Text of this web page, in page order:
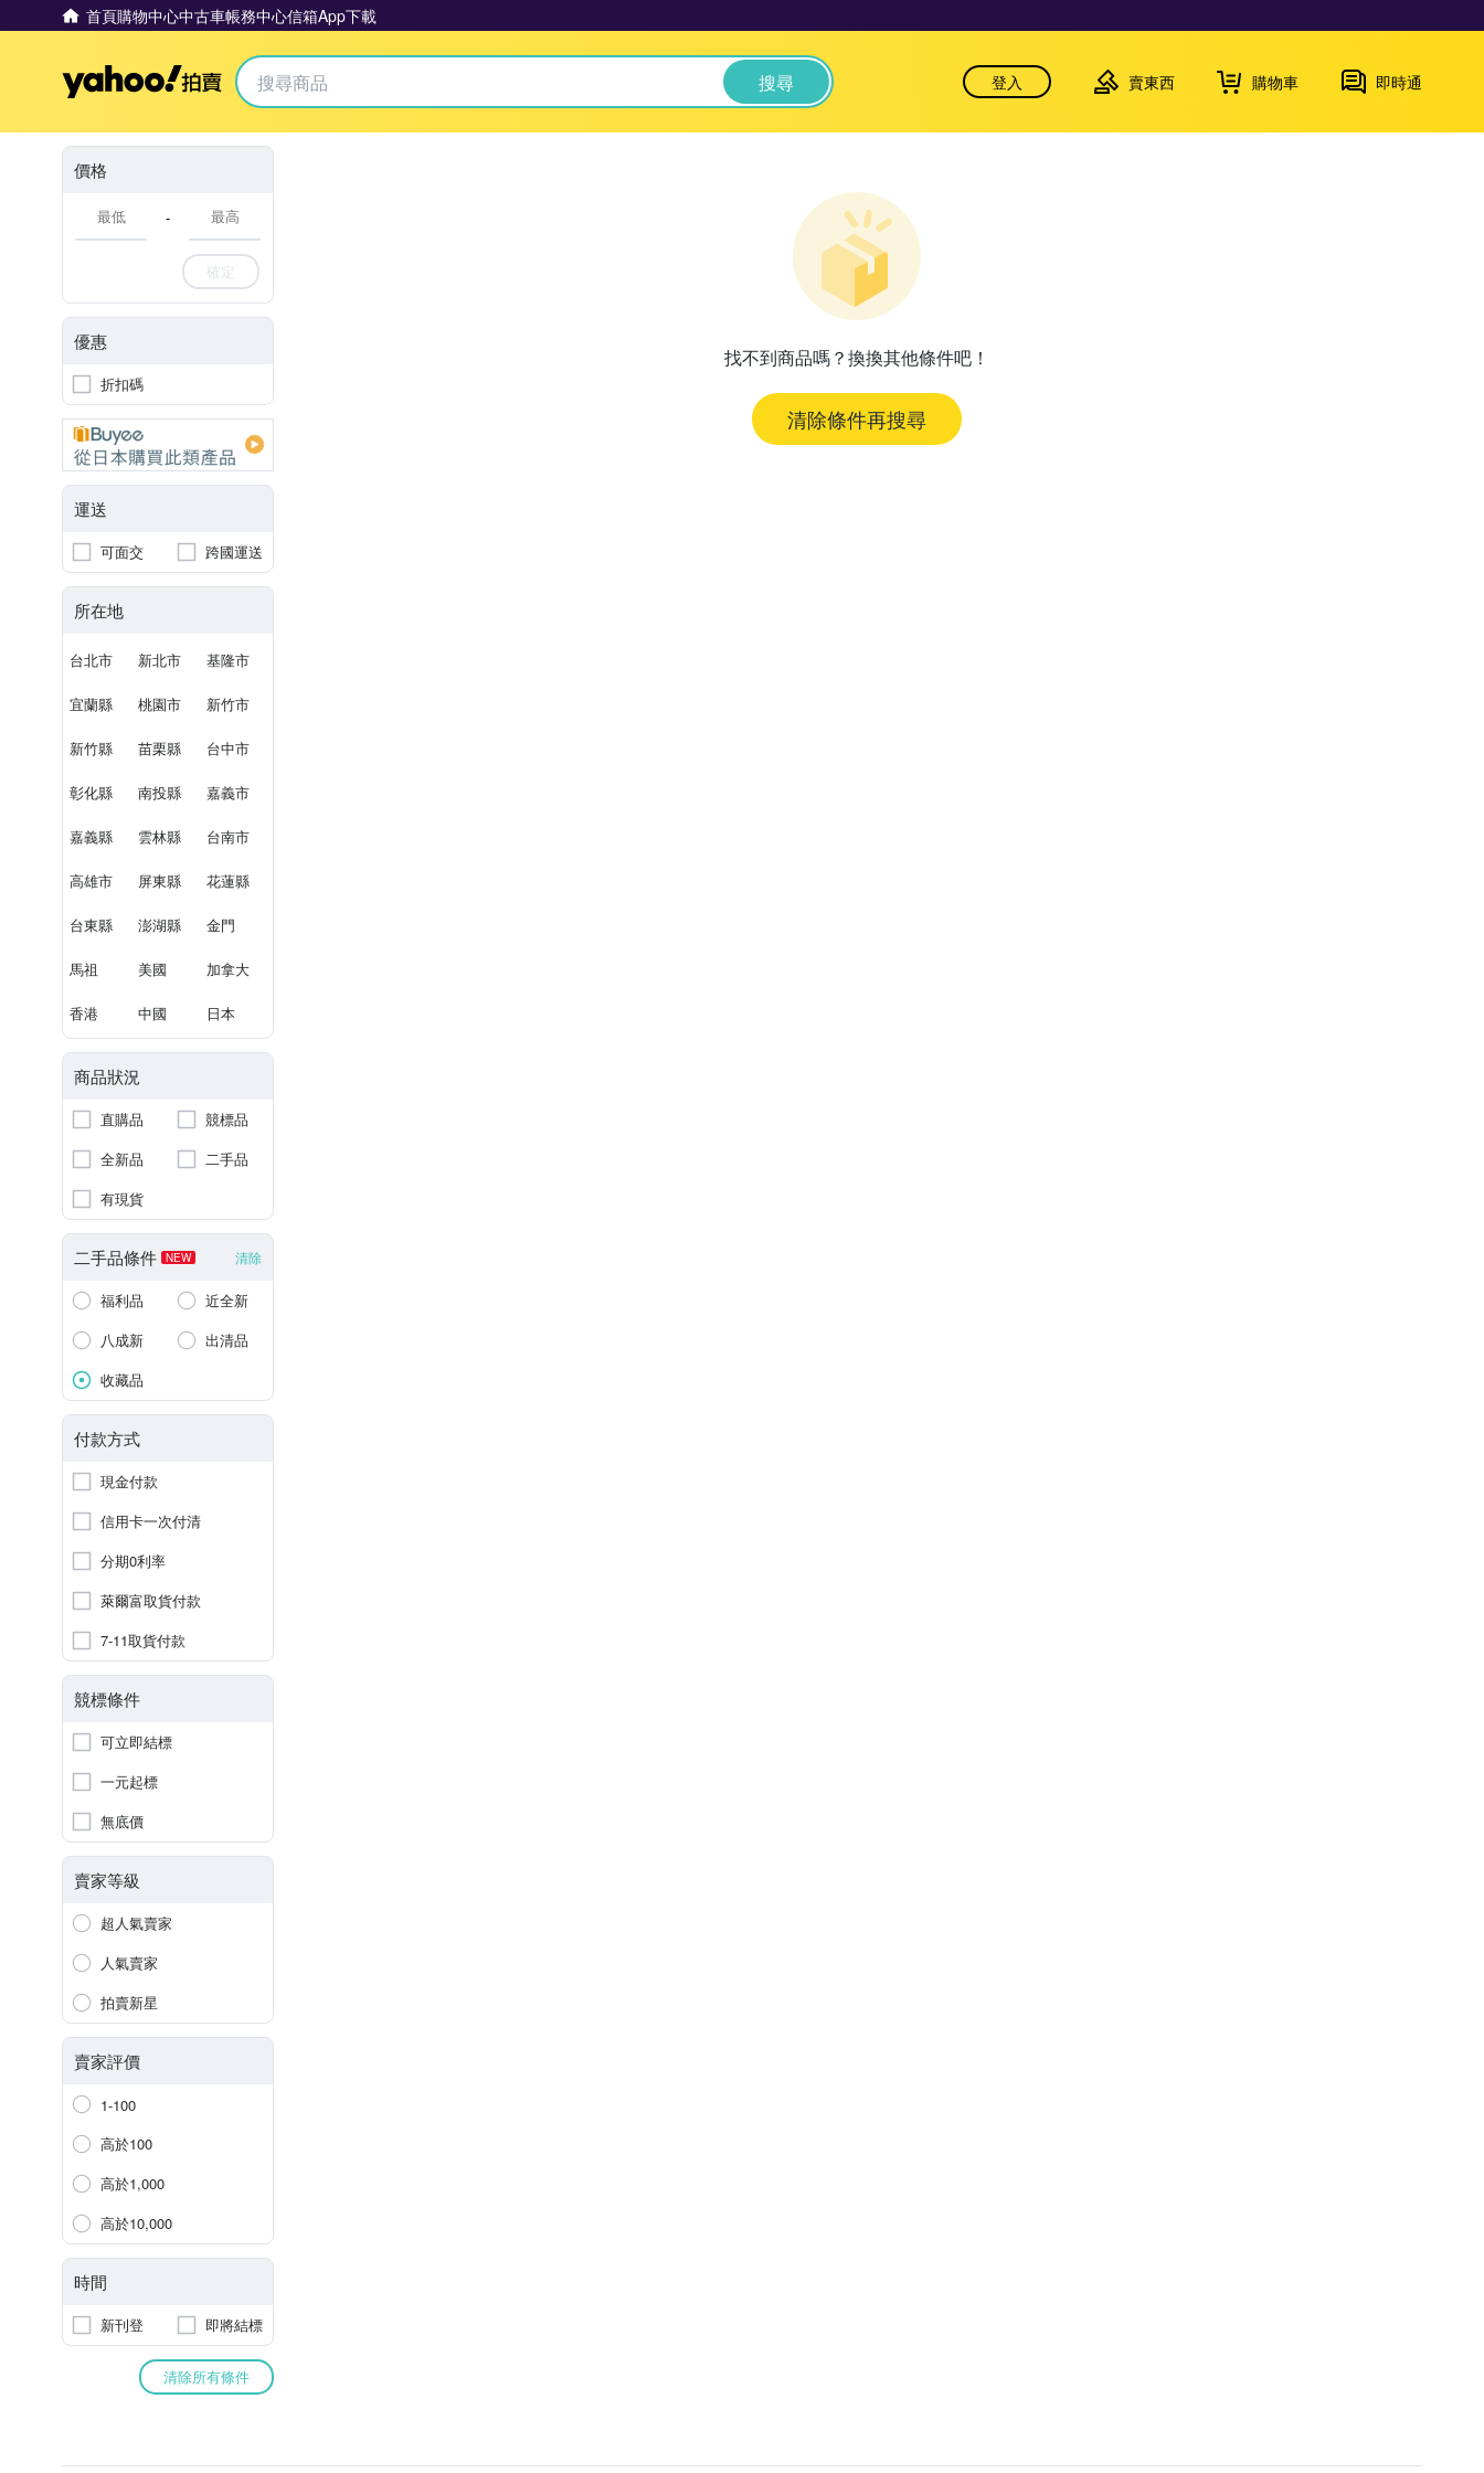
首頁購物中心中古車帳務中心信箱App下載
Yahoo拍賣 搜尋 登入 賣東西 購物車 即時通
價格
-
確定
優惠
折扣碼
運送
可面交 跨國運送
所在地
台北市 新北市 基隆市
宜蘭縣 桃園市 新竹市
新竹縣 苗栗縣 台中市
彰化縣 南投縣 嘉義市
嘉義縣 雲林縣 台南市
高雄市 屏東縣 花蓮縣
台東縣 澎湖縣 金門
馬祖 美國 加拿大
香港 中國 日本
商品狀況
直購品
競標品
全新品
二手品
有現貨
二手品條件 NEW 清除
福利品
近全新
八成新
出清品
收藏品
付款方式
現金付款
信用卡一次付清
分期0利率
萊爾富取貨付款
7-11取貨付款
競標條件
可立即結標
一元起標
無底價
賣家等級
超人氣賣家
人氣賣家
拍賣新星
賣家評價
1-100
高於100
高於1,000
高於10,000
時間
新刊登 即將結標
清除所有條件
找不到商品嗎？換換其他條件吧！
清除條件再搜尋